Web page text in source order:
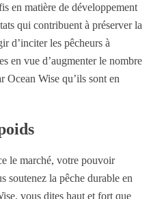
en matière de développement
qui contribuent à préserver la
d’inciter les pêcheurs à
en vue d’augmenter le nombre
Ocean Wise qu’ils sont en
le marché, votre pouvoir
soutenez la pêche durable en
vous dites haut et fort que